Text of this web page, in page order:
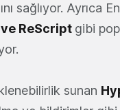
sağlıyor. Ayrıca
ReScript gibi
sunan